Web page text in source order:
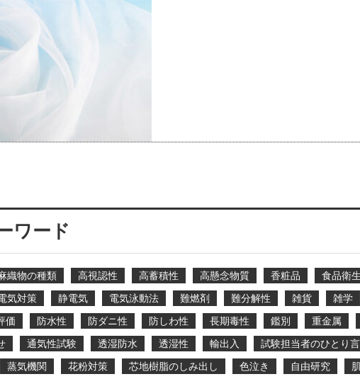
ワード
織物の種類 高視認性 高蓄積性 高懸念物質 香粧品 食品衛
気対策 静電気 電気泳動法 難燃剤 難分解性 雑貨 雑学
価
防水性 防ダニ性 防しわ性 長期毒性 鑑別 重金属
通気性試験 透湿防水 透湿性 輸出入 試験担当者のひとり言
蒸気機関 花粉対策 芯地樹脂のしみ出し 色泣き 自由研究